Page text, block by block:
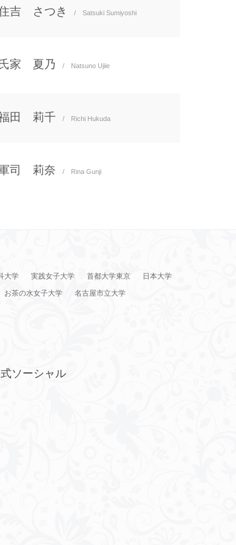
吉 さつき / Satsuki Sumiyoshi
家 夏乃 / Natsuno Ujiie
田 莉千 / Richi Hukuda
司 莉奈 / Rina Gunji
大学 実践女子大学 首都大学東京
日本大学
お茶の水女子大学
名古屋市立大学
ソーシャル